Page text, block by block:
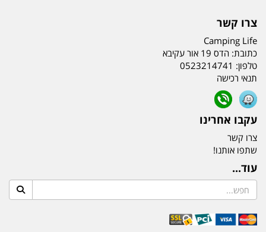
צרו קשר
Camping Life
כתובת: הדס 19 אור עקיבא
טלפון: 0523214741
תנאי רכישה
עקבו אחרינו
צרו קשר
שתפו אותנו!
עוד...